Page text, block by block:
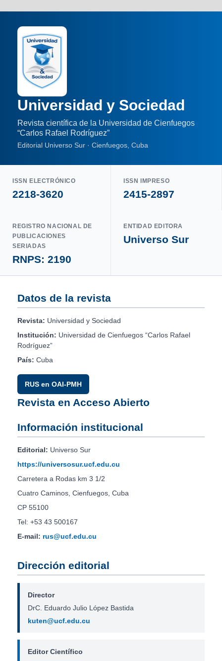
Universidad y Sociedad
Revista científica de la Universidad de Cienfuegos
“Carlos Rafael Rodríguez”
Editorial Universo Sur · Cienfuegos, Cuba
ISSN ELECTRÓNICO
2218-3620
ISSN IMPRESO
2415-2897
REGISTRO NACIONAL DE
PUBLICACIONES
SERIADAS
RNPS: 2190
ENTIDAD EDITORA
Universo Sur
Datos de la revista
Revista: Universidad y Sociedad
Institución: Universidad de Cienfuegos “Carlos Rafael
Rodríguez”
País: Cuba
RUS en OAI-PMH
Revista en Acceso Abierto
Información institucional
Editorial: Universo Sur
https://universosur.ucf.edu.cu
Carretera a Rodas km 3 1/2
Cuatro Caminos, Cienfuegos, Cuba
CP 55100
Tel: +53 43 500167
E-mail: rus@ucf.edu.cu
Dirección editorial
Director
DrC. Eduardo Julio López Bastida
kuten@ucf.edu.cu
Editor Científico